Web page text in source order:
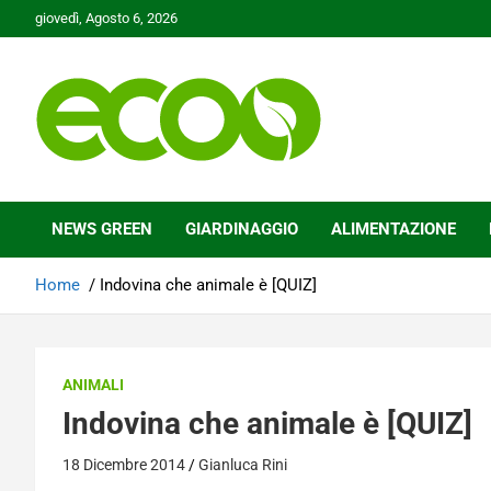
to
giovedì, Agosto 6, 2026
Ecoo.it
NEWS GREEN GIARDINAGGIO ALIMENTAZIONE
Home Indovina che animale è [QUIZ]
ANIMALI
Indovina che animale è [QUIZ]
18 Dicembre 2014 Gianluca Rini